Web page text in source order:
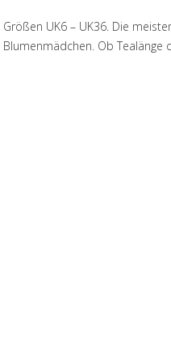
Größen UK6 – UK36. Die
Blumenmädchen. Ob Tealänge